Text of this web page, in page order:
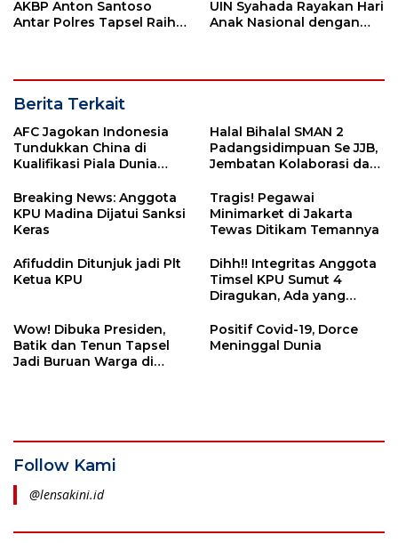
AKBP Anton Santoso
Antar Polres Tapsel Raih
UIN Syahada Rayakan Hari
Anak Nasional dengan
Berita Terkait
AFC Jagokan Indonesia
Tundukkan China di
Kualifikasi Piala Dunia
Halal Bihalal SMAN 2
Padangsidimpuan Se JJB,
Jembatan Kolaborasi dan
Breaking News: Anggota
KPU Madina Dijatui Sanksi
Keras
Tragis! Pegawai
Minimarket di Jakarta
Tewas Ditikam Temannya
Afifuddin Ditunjuk jadi Plt
Ketua KPU
Dihh!! Integritas Anggota
Timsel KPU Sumut 4
Diragukan, Ada yang
Wow! Dibuka Presiden,
Batik dan Tenun Tapsel
Jadi Buruan Warga di
Positif Covid-19, Dorce
Meninggal Dunia
Follow Kami
@lensakini.id